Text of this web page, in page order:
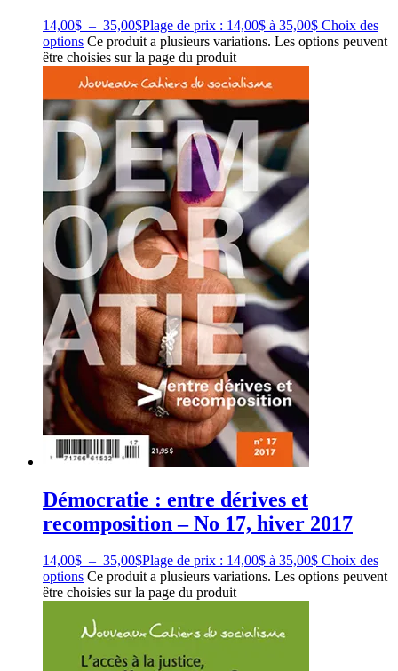
14,00$ – 35,00$Plage de prix : 14,00$ à 35,00$ Choix des
options Ce produit a plusieurs variations. Les options peuvent
être choisies sur la page du produit
Démocratie : entre dérives et
recomposition – No 17, hiver 2017
14,00$ – 35,00$Plage de prix : 14,00$ à 35,00$ Choix des
options Ce produit a plusieurs variations. Les options peuvent
être choisies sur la page du produit